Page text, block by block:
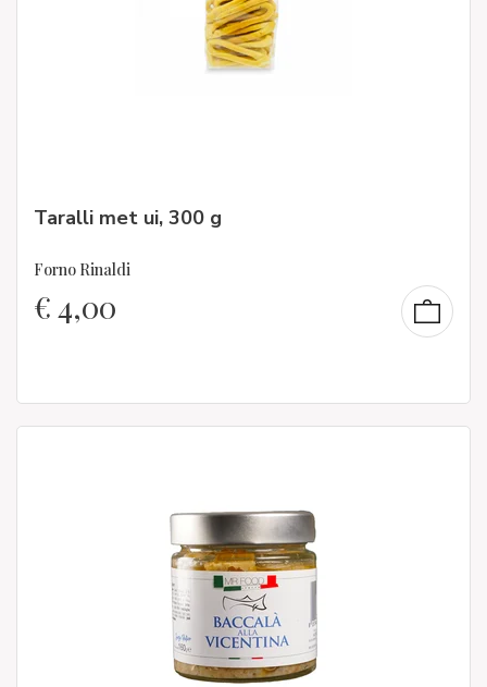
Taralli met ui, 300 g
Forno Rinaldi
€4,00